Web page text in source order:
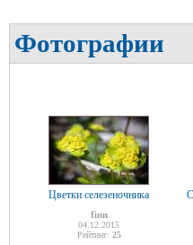
Фотографии
Цветки селезеночника
finn
04.12.2015
Рейтинг: 25